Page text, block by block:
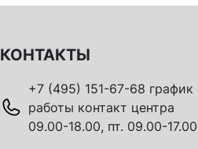
КОНТАКТЫ
+7 (495) 151-67-68 график
работы контакт центра
09.00-18.00, пт. 09.00-17.00